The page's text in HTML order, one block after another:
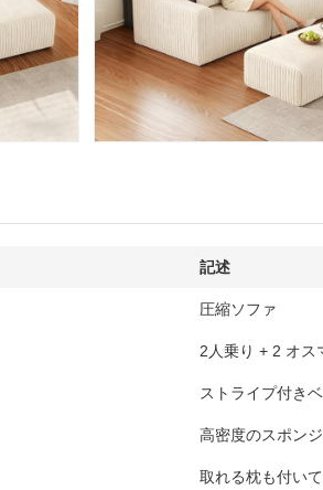
記述
圧縮ソファ
2人乗り + 2 オス
ストライプ付き
高密度のスポンジ
取れる枕も付い